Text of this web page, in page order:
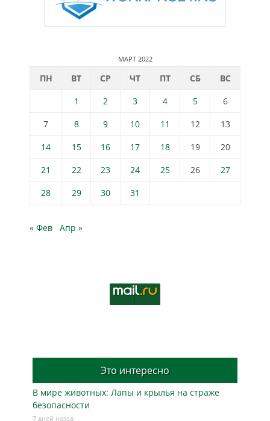
МАРТ 2022
ПН ВТ СР ЧТ ПТ СБ
ВС
1
2 3 4 5
6
7
8 9 10 11 12
13
14
15 16 17 18 19
20
21
22 23 24 25 26
27
28
29 30 31
« Фев Апр »
Это интересно
В мире животных: Лапы и крылья на страже
безопасности
7 дней назад